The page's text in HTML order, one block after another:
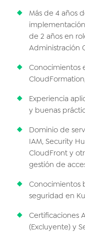
Más de 4 años
de 2 años en
Administración
Conocimientos
Experiencia
y buenas
Dominio de
IAM, Security
CloudFront y
gestión de
Conocimientos
seguridad en
Certificaciones
(Excluyente) y